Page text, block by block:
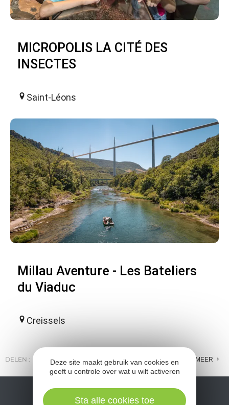
MICROPOLIS LA CITÉ DES
INSECTES
Saint-Léons
Millau Aventure - Les Bateliers
du Viaduc
Creissels
DELEN : E-MAIL MESSENGER FACEBOOK MEER
Deze site maakt gebruik van cookies en
geeft u controle over wat u wilt activeren
Sta alle cookies toe